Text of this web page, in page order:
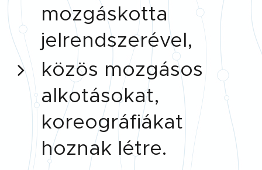
mozgáskotta
jelrendszerével,
közös mozgásos
alkotásokat,
koreográfiákat
hoznak létre.